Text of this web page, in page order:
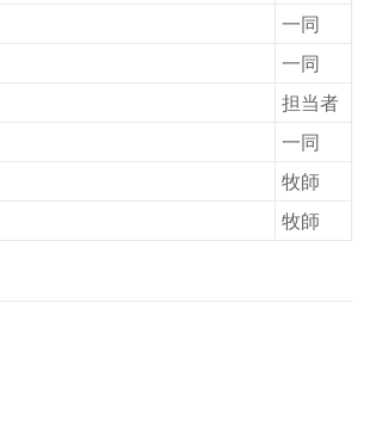
一同
一同
担当者
一同
牧師
牧師